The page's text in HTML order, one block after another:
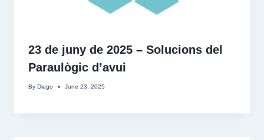
23 de juny de 2025 – Solucions del
Paraulògic d’avui
By Diego June 23, 2025